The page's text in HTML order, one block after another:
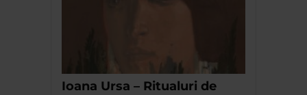
Ioana Ursa – Ritualuri de